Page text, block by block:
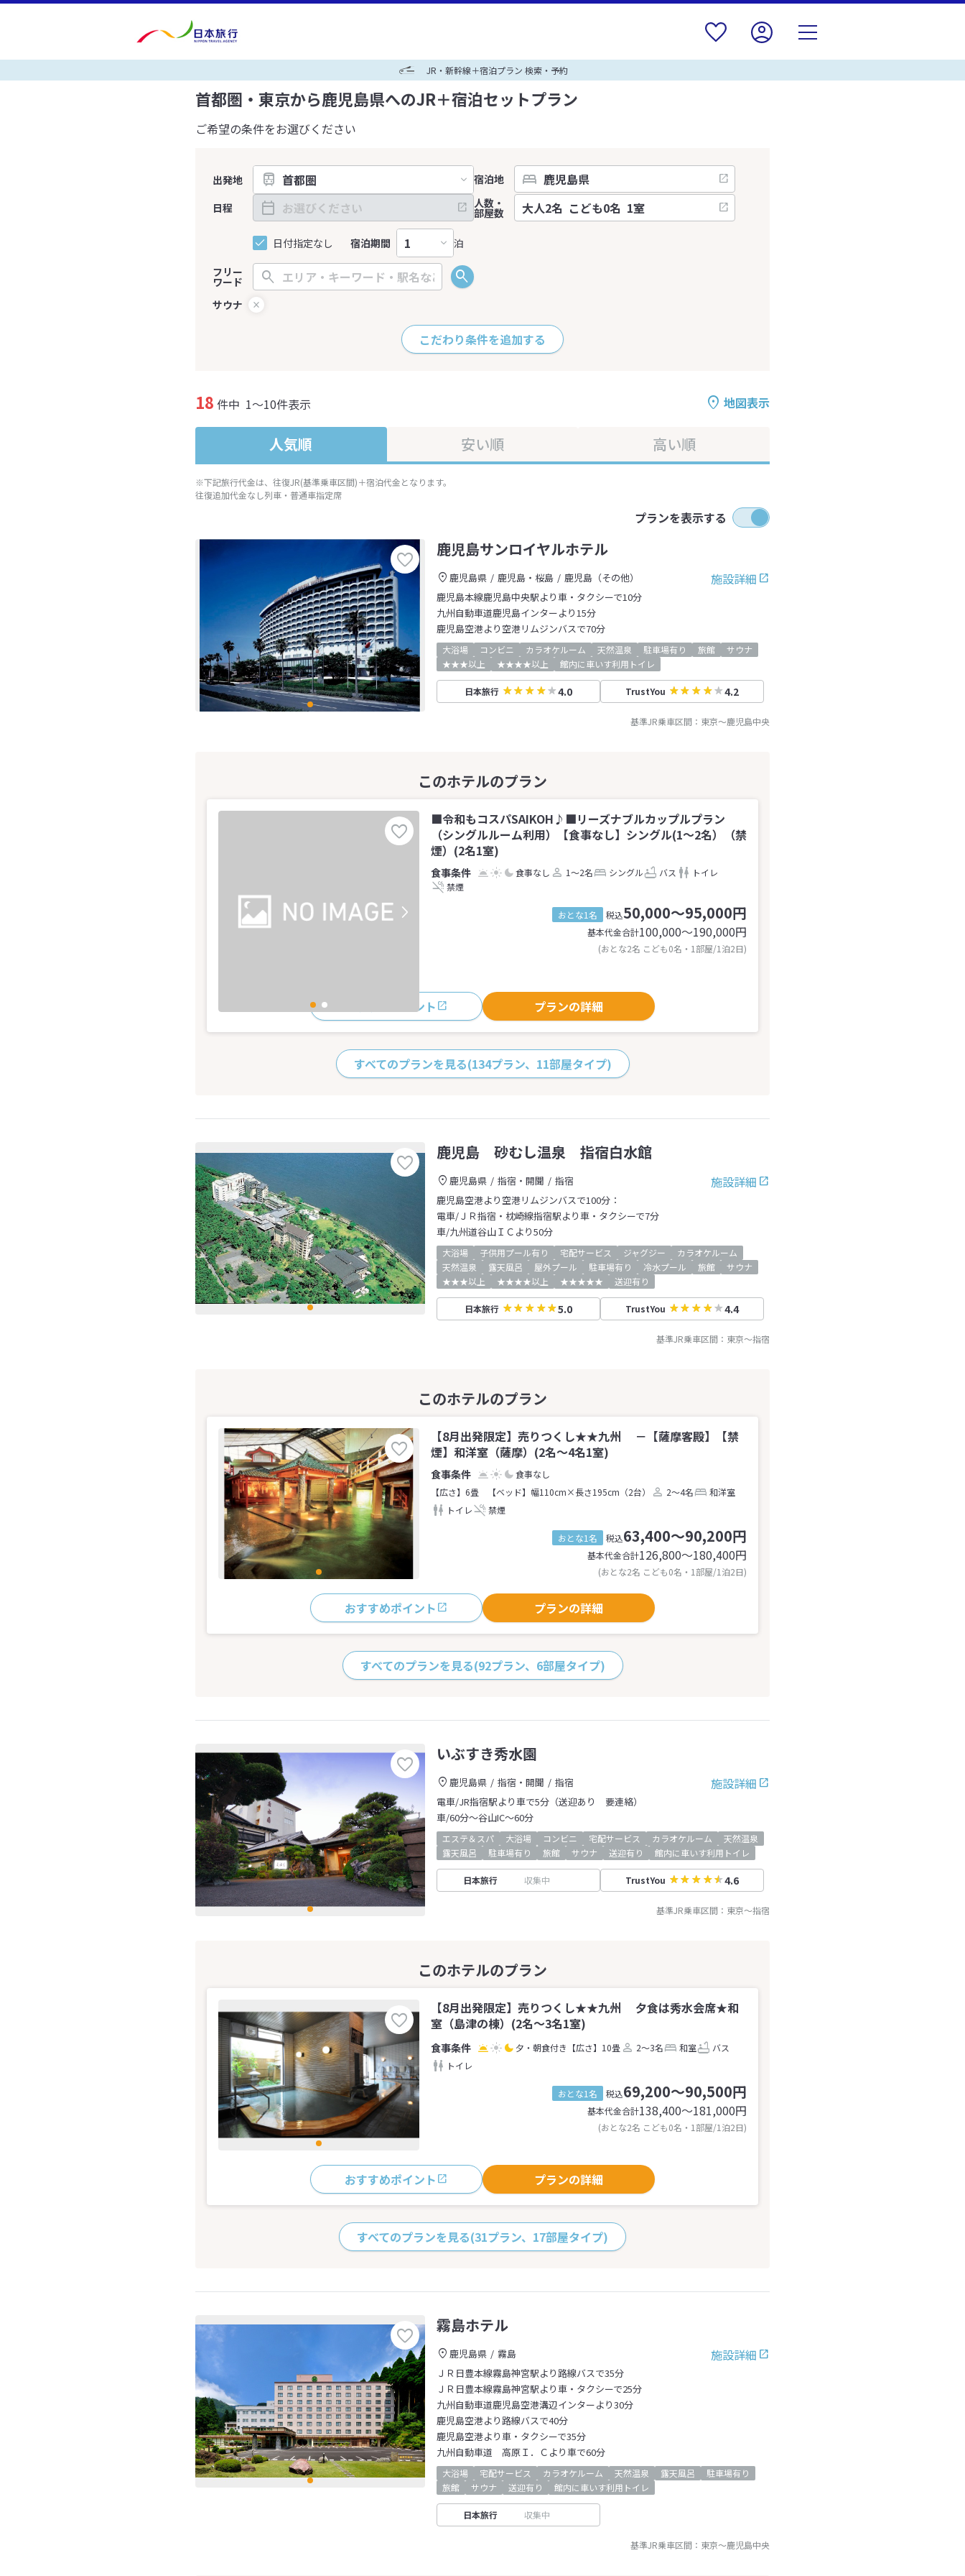
JR・新幹線＋宿泊プラン 検索・予約
首都圏・東京から鹿児島県へのJR＋宿泊セットプラン
ご希望の条件をお選びください
出発地
宿泊地
日程
日付指定なし 宿泊期間 泊
人数・
部屋数
フリー
ワード
サウナ
こだわり条件を追加する
地図表示
18 件中 1～10件表示
人気順 安い順 高い順
※下記旅行代金は、往復JR(基準乗車区間)＋宿泊代金となります。
往復追加代金なし列車・普通車指定席
プランを表示する
鹿児島サンロイヤルホテル
施設詳細
鹿児島県 鹿児島・桜島
鹿児島（その他）
鹿児島本線鹿児島中央駅より車・タクシーで10分
九州自動車道鹿児島インターより15分
鹿児島空港より空港リムジンバスで70分
大浴場 コンビニ カラオケルーム 天然温泉 駐車場有り 旅館
サウナ
★★★以上
★★★★以上 館内に車いす利用トイレ
日本旅行 4.0 TrustYou 4.2
基準JR乗車区間： 東京～鹿児島中央
■令和もコスパSAIKOH♪■リーズナブルカップルプラン
（シングルルーム利用）【食事なし】シングル(1～2名）（禁
煙）(2名1室)
食事なし 1～2名 シングル バス
トイレ
禁煙
おとな1名 税込50,000～95,000円
基本代金合計100,000〜190,000円
(おとな2名 こども0名・1部屋/1泊2日)
おすすめポイント プランの詳細
すべてのプランを見る(134プラン、11部屋タイプ)
鹿児島 砂むし温泉 指宿白水館
施設詳細
鹿児島県 指宿・開聞
指宿
鹿児島空港より空港リムジンバスで100分：
電車/ＪＲ指宿・枕崎線指宿駅より車・タクシーで7分
車/九州道谷山ＩＣより50分
大浴場 子供用プール有り 宅配サービス ジャグジー
カラオケルーム
天然温泉
露天風呂 屋外プール 駐車場有り 冷水プール 旅館
サウナ
★★★以上
★★★★以上 ★★★★★ 送迎有り
日本旅行 5.0 TrustYou 4.4
基準JR乗車区間： 東京～指宿
【8月出発限定】売りつくし★★九州 －【薩摩客殿】【禁
煙】和洋室（薩摩）(2名～4名1室)
食事なし
【広さ】6畳
【ベッド】幅110cm×長さ195cm（2台） 2～4名
和洋室
トイレ
禁煙
おとな1名 税込63,400～90,200円
基本代金合計126,800〜180,400円
(おとな2名 こども0名・1部屋/1泊2日)
おすすめポイント プランの詳細
すべてのプランを見る(92プラン、6部屋タイプ)
いぶすき秀水園
施設詳細
鹿児島県 指宿・開聞
指宿
電車/JR指宿駅より車で5分（送迎あり 要連絡）
車/60分～谷山IC～60分
エステ＆スパ 大浴場 コンビニ 宅配サービス カラオケルーム
天然温泉
露天風呂
駐車場有り 旅館 サウナ 送迎有り 館内に車いす利用トイレ
日本旅行 収集中 TrustYou 4.6
基準JR乗車区間： 東京～指宿
【8月出発限定】売りつくし★★九州 夕食は秀水会席★和
室（島津の棟）(2名～3名1室)
夕・朝食付き 【広さ】10畳 2～3名 和室
バス
トイレ
おとな1名 税込69,200～90,500円
基本代金合計138,400〜181,000円
(おとな2名 こども0名・1部屋/1泊2日)
おすすめポイント プランの詳細
すべてのプランを見る(31プラン、17部屋タイプ)
霧島ホテル
施設詳細
鹿児島県
霧島
ＪＲ日豊本線霧島神宮駅より路線バスで35分
ＪＲ日豊本線霧島神宮駅より車・タクシーで25分
九州自動車道鹿児島空港溝辺インターより30分
鹿児島空港より路線バスで40分
鹿児島空港より車・タクシーで35分
九州自動車道 高原Ｉ．Ｃより車で60分
大浴場 宅配サービス カラオケルーム 天然温泉 露天風呂
駐車場有り
旅館
サウナ 送迎有り 館内に車いす利用トイレ
日本旅行 収集中
基準JR乗車区間： 東京～鹿児島中央